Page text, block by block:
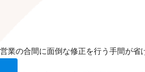
業の合間に面倒な修正を行う手間が省